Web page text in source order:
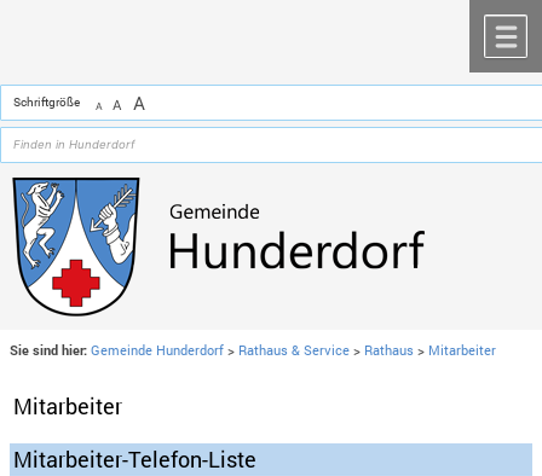
Schriftgröße A A A
Sie sind hier: Gemeinde Hunderdorf > Rathaus & Service > Rathaus > Mitarbeiter
Mitarbeiter
Mitarbeiter-Telefon-Liste